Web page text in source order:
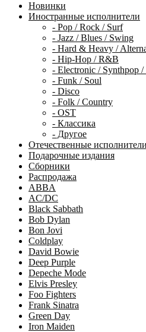
Новинки
Иностранные исполнители
- Pop / Rock / Surf
- Jazz / Blues / Swing
- Hard & Heavy /
- Hip-Hop / R&B
- Electronic / Synthpop
- Funk / Soul
- Disco
- Folk / Country
- OST
- Классика
- Другое
Отечественные исполнители
Подарочные издания
Сборники
Распродажа
ABBA
AC/DC
Black Sabbath
Bob Dylan
Bon Jovi
Coldplay
David Bowie
Deep Purple
Depeche Mode
Elvis Presley
Foo Fighters
Frank Sinatra
Green Day
Iron Maiden